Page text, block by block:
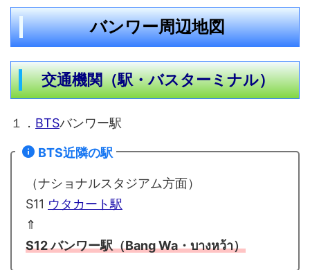
バンワー周辺地図
交通機関（駅・バスターミナル）
１． BTSバンワー駅
BTS近隣の駅
（ナショナルスタジアム方面）
S11 ウタカート駅
⇑
S12 バンワー駅（Bang Wa・บางหว้า）